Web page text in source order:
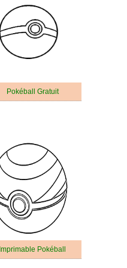
Pokéball Gratuit
Imprimable Pokéball